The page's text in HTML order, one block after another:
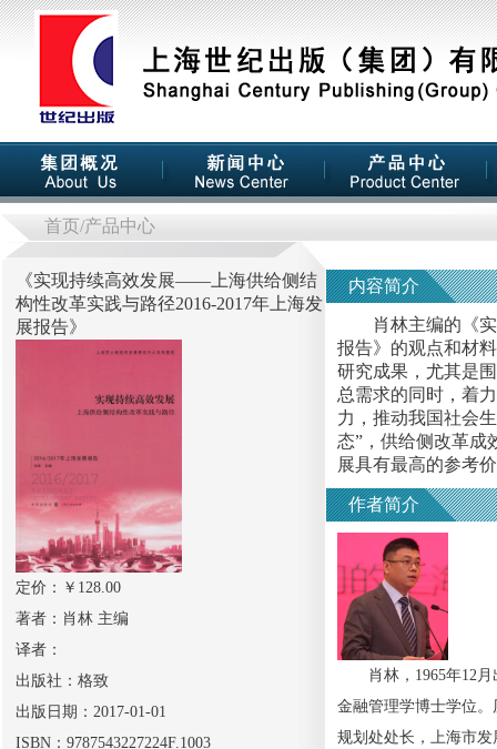
首页/产品中心
《实现持续高效发展——上海供给侧结
构性改革实践与路径2016-2017年上海发
展报告》
定价：￥ 128.00
著者： 肖林 主编
译者：
出版社： 格致
出版日期： 2017-01-01
ISBN： 9787543227224F.1003
内容简介
肖林主编的《实
报告》的观点和材
研究成果，尤其是
总需求的同时，着
力，推动我国社会
态”，供给侧改革成
展具有最高的参考
作者简介
肖林，1965年12月
金融管理学博士学位
规划处处长，上海市